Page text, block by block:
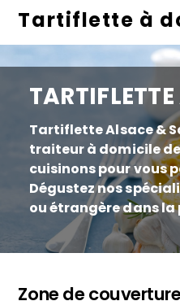
Skip
content
Tartiflette à
Tartiflette Alsace &
traiteur à domicile
cuisinons pour vous
Dégustez nos
ou étrangère dans
Zone de